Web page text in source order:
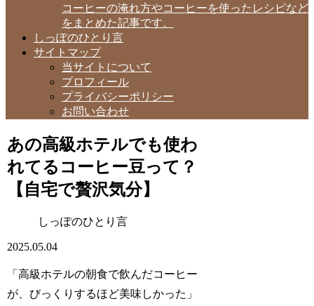
コーヒーの淹れ方やコーヒーを使ったレシピなど
をまとめた記事です。
しっぽのひとり言
サイトマップ
当サイトについて
プロフィール
プライバシーポリシー
お問い合わせ
あの高級ホテルでも使わ
れてるコーヒー豆って？
【自宅で贅沢気分】
しっぽのひとり言
2025.05.04
「高級ホテルの朝食で飲んだコーヒー
が、びっくりするほど美味しかった」